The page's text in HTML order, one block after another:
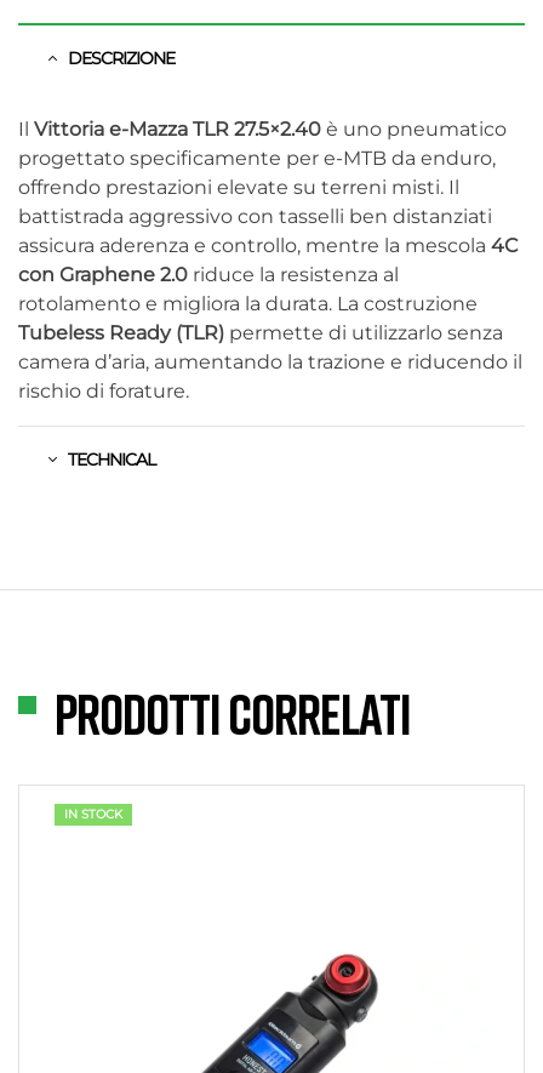
DESCRIZIONE
Il Vittoria e-Mazza TLR 27.5×2.40 è uno pneumatico
progettato specificamente per e-MTB da enduro,
offrendo prestazioni elevate su terreni misti. Il
battistrada aggressivo con tasselli ben distanziati
assicura aderenza e controllo, mentre la mescola 4C
con Graphene 2.0 riduce la resistenza al
rotolamento e migliora la durata. La costruzione
Tubeless Ready (TLR) permette di utilizzarlo senza
camera d’aria, aumentando la trazione e riducendo il
rischio di forature.
TECHNICAL
Prodotti correlati
IN STOCK